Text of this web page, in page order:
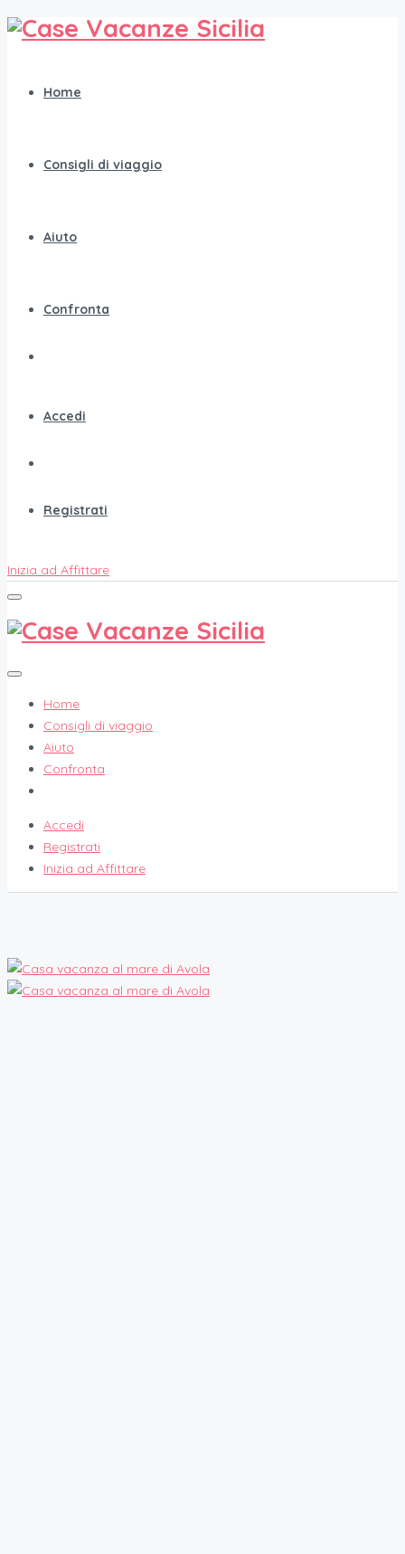
Home
Consigli di viaggio
Aiuto
Confronta
Accedi
Registrati
Inizia ad Affittare
Home
Consigli di viaggio
Aiuto
Confronta
Accedi
Registrati
Inizia ad Affittare